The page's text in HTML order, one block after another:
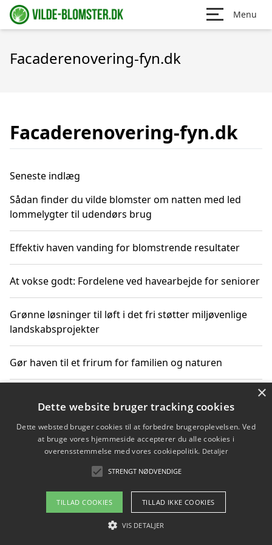
Menu
Facaderenovering-fyn.dk
Facaderenovering-fyn.dk
Seneste indlæg
Sådan finder du vilde blomster om natten med led
lommelygter til udendørs brug
Effektiv haven vanding for blomstrende resultater
At vokse godt: Fordelene ved havearbejde for seniorer
Grønne løsninger til løft i det fri støtter miljøvenlige
landskabsprojekter
Gør haven til et frirum for familien og naturen
Om / kontakt
Blog Betingelser
×
Dette website bruger tracking cookies
Dette websted bruger cookies til at forbedre brugeroplevelsen. Ved
at bruge vores hjemmeside accepterer du alle cookies i
overensstemmelse med vores cookiepolitik. Detaljer
STRENGT NØDVENDIGE
TILLAD COOKIES TILLAD IKKE COOKIES
VIS DETALJER